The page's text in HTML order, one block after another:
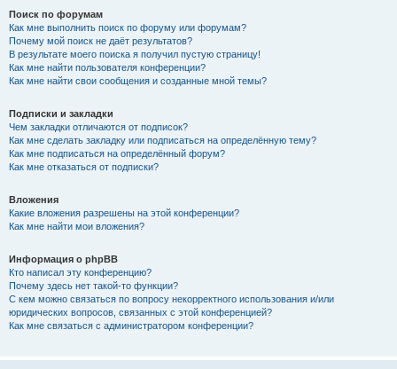
Поиск по форумам
Как мне выполнить поиск по форуму или форумам?
Почему мой поиск не даёт результатов?
В результате моего поиска я получил пустую страницу!
Как мне найти пользователя конференции?
Как мне найти свои сообщения и созданные мной темы?
Подписки и закладки
Чем закладки отличаются от подписок?
Как мне сделать закладку или подписаться на определённую тему?
Как мне подписаться на определённый форум?
Как мне отказаться от подписки?
Вложения
Какие вложения разрешены на этой конференции?
Как мне найти мои вложения?
Информация о phpBB
Кто написал эту конференцию?
Почему здесь нет такой-то функции?
С кем можно связаться по вопросу некорректного использования и/или
юридических вопросов, связанных с этой конференцией?
Как мне связаться с администратором конференции?